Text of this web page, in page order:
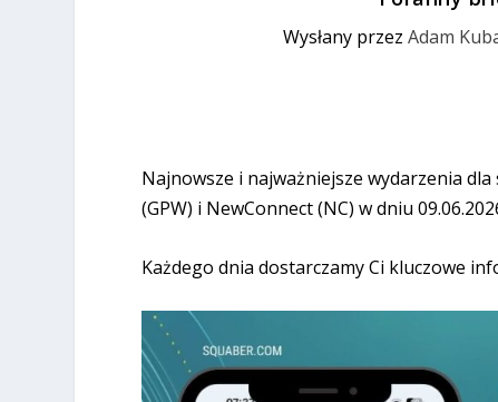
Wysłany przezAdam
Najnowsze i najważniejsze wydarzenia
(GPW) i NewConnect (NC) w dniu
Każdego dnia dostarczamy Ci kluczowe